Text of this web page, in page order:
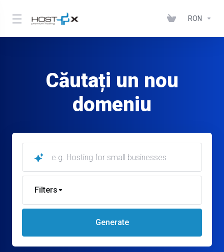
RON
Căutați un nou
domeniu
Filters
Generate